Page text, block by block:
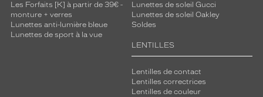
Les Forfaits [K] à partir de 39€ -
monture + verres
Lunettes anti-lumière bleue
Lunettes de sport à la vue
Lunettes de soleil Gucci
Lunettes de soleil Oakley
Soldes
LENTILLES
Lentilles de contact
Lentilles correctrices
Lentilles de couleur